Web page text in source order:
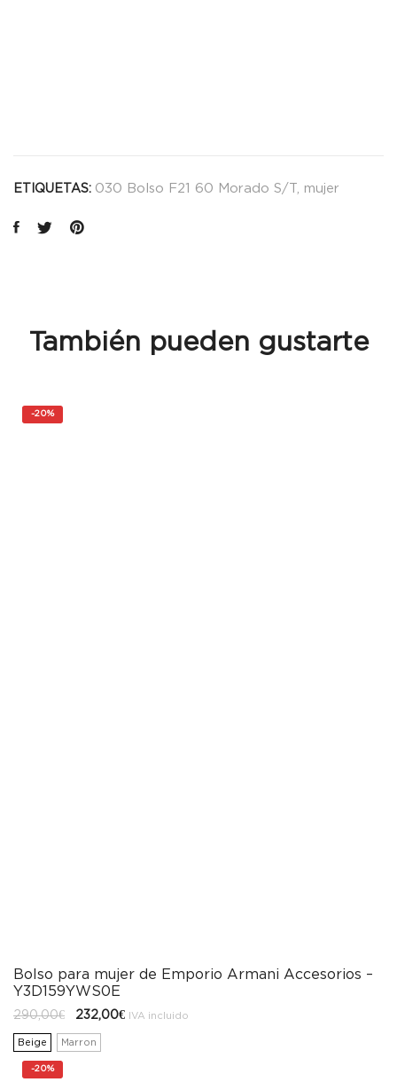
ETIQUETAS: 030 Bolso F21 60 Morado S/T mujer
También pueden gustarte
-20%
Bolso para mujer de Emporio Armani Accesorios –
Y3D159YWS0E
290,00€
El
original
era:
232,00€ElIVA incluido
Beige Marron
-20%